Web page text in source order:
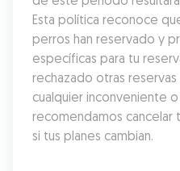
Esta política reconoce
perros han reservado y
específicas para tu
rechazado otras reservas
cualquier inconveniente
recomendamos cancelar
si tus planes cambian.